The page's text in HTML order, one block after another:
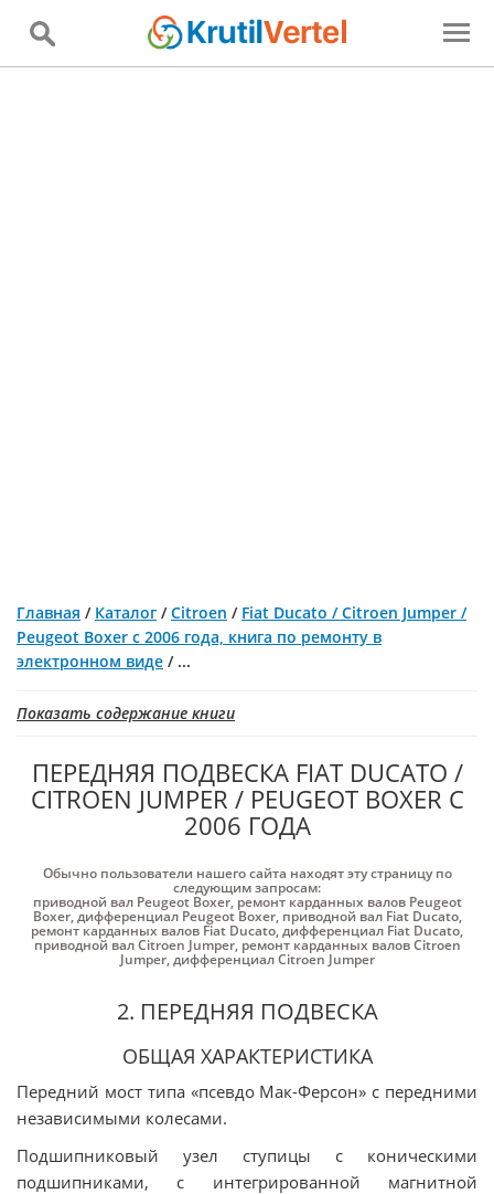
Главная / Каталог /Citroen / Fiat Ducato / Citroen Jumper /
Peugeot Boxer с 2006 года, книга по ремонту в
электронном виде / ...
Показать содержание книги
ПЕРЕДНЯЯ ПОДВЕСКА FIAT DUCATO /
CITROEN JUMPER / PEUGEOT BOXER С
2006 ГОДА
Обычно пользователи нашего сайта находят эту страницу по
следующим запросам:
приводной вал Peugeot Boxer, ремонт карданных валов Peugeot
Boxer,дифференциал Peugeot Boxer, приводной вал Fiat Ducato,
ремонт карданных валов Fiat Ducato,дифференциал Fiat Ducato,
приводной вал Citroen Jumper, ремонт карданных валов Citroen
Jumper,дифференциал Citroen Jumper
2. ПЕРЕДНЯЯ ПОДВЕСКА
ОБЩАЯ ХАРАКТЕРИСТИКА
Передний мост типа «псевдо Мак-Ферсон» с передними
независимыми колесами.
Подшипниковый узел ступицы с коническими
подшипниками, с интегрированной магнитной